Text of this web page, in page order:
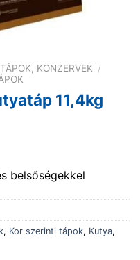
KONZERVEK /
11,4kg
belsőségekkel
, Kor szerinti tápok, Kutya,